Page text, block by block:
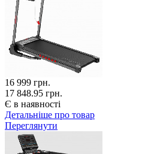
16 999 грн.
17 848.95 грн.
Є в наявності
Детальніше про товар
Переглянути